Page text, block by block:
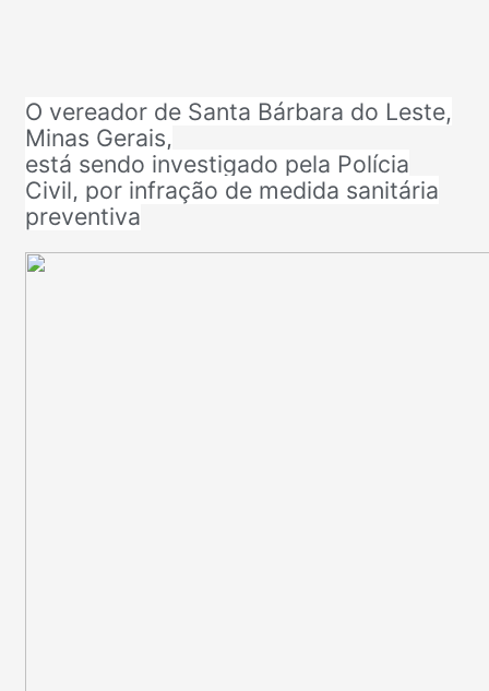
O vereador de Santa Bárbara do Leste,
Minas Gerais,
está sendo investigado pela Polícia
Civil, por infração de medida sanitária
preventiva